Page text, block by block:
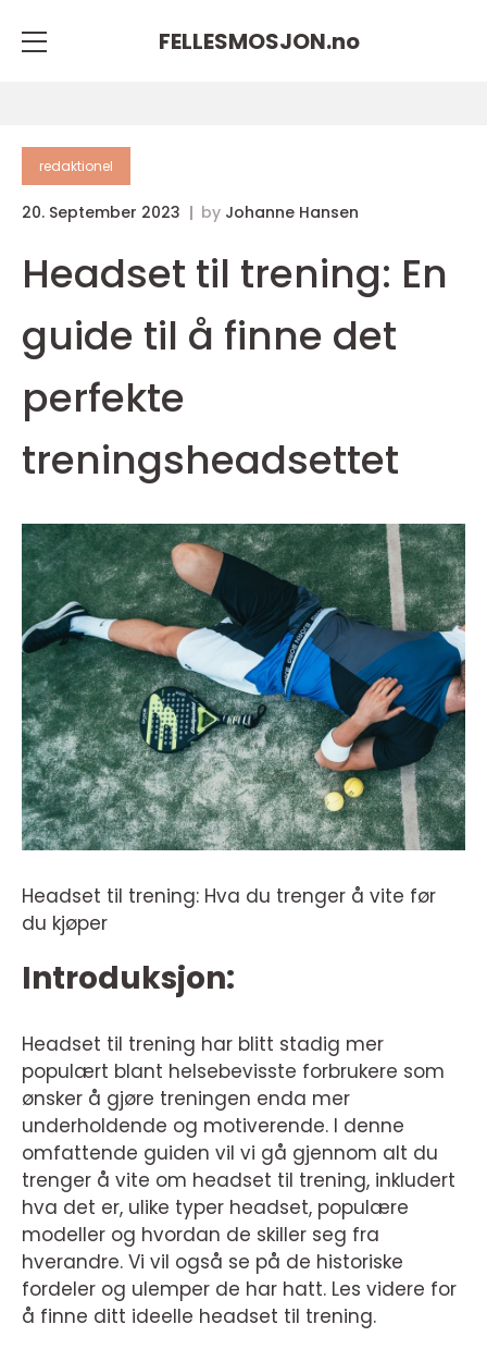
FELLESMOSJON.no
redaktionel
20. September 2023 by Johanne Hansen
Headset til trening: En
guide til å finne det
perfekte
treningsheadsettet
Headset til trening: Hva du trenger å vite før
du kjøper
Introduksjon:
Headset til trening har blitt stadig mer
populært blant helsebevisste forbrukere som
ønsker å gjøre treningen enda mer
underholdende og motiverende. I denne
omfattende guiden vil vi gå gjennom alt du
trenger å vite om headset til trening, inkludert
hva det er, ulike typer headset, populære
modeller og hvordan de skiller seg fra
hverandre. Vi vil også se på de historiske
fordeler og ulemper de har hatt. Les videre for
å finne ditt ideelle headset til trening.